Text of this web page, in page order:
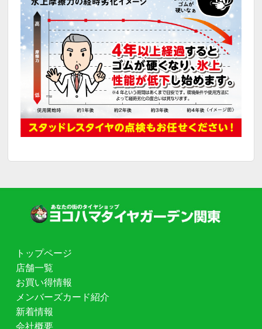
トップページ
店舗一覧
お買い得情報
メンバーズカード紹介
新着情報
会社概要